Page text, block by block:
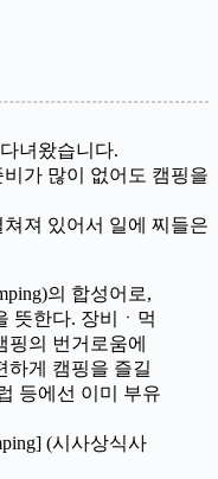
녀왔습니다.
가 많이 없어도 캠핑을
져 있어서 일에 찌들은
의 합성어로,
뜻한다. 장비ㆍ먹
핑의 번거로움에
하게 캠핑을 즐길
등에선 이미 부유
(시사상식사